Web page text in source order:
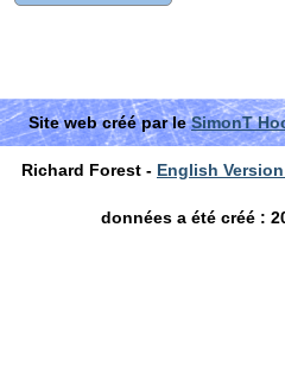
Site web créé par leSimonT
Richard Forest - English
données a été créé :